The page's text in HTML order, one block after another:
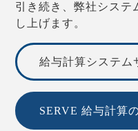
引き続き、弊社システ
し上げます。
給与計算システム
SERVE 給与計算